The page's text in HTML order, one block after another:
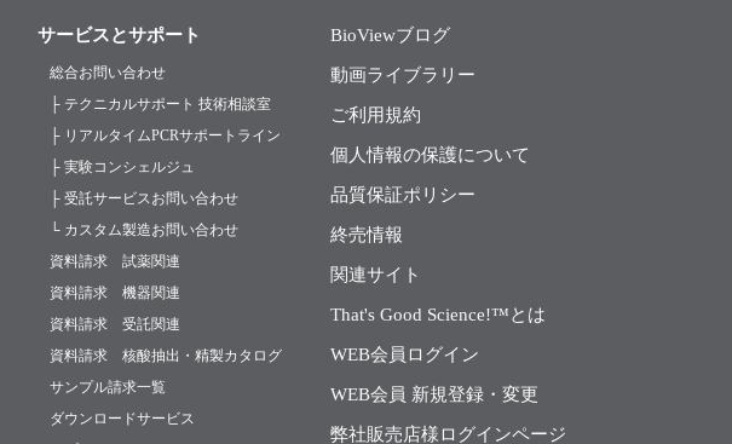
サービスとサポート
総合お問い合わせ
├ テクニカルサポート 技術相談室
├ リアルタイムPCRサポートライン
├ 実験コンシェルジュ
├ 受託サービスお問い合わせ
└ カスタム製造お問い合わせ
資料請求 試薬関連
資料請求 機器関連
資料請求 受託関連
資料請求 核酸抽出・精製カタログ
サンプル請求一覧
ダウンロードサービス
BioViewブログ
動画ライブラリー
ご利用規約
個人情報の保護について
品質保証ポリシー
終売情報
関連サイト
That's Good Science!™とは
WEB会員ログイン
WEB会員 新規登録・変更
弊社販売店様ログインページ